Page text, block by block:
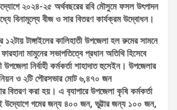
২০২৪-২৫ অর্থবছরের রবি মৌসুমে ফসল উৎপাদন
বিনামূল্যে বীজ ও সার বিতরণ কার্যক্রম উদ্বোধন।
টাঙ্গাইলের কালিহাতী উপজেলা হল রুমের সামনে
মামুনের সভাপতিত্বে প্রধান অতিথি হিসেবে
নির্বাহী কর্মকর্তা শাহাদাত হুসেইন। উপজেলার
ও ২টি পৌরসভার মোট ৬,৪৭০ জন
বিতরণ করা হয়। এ ব‍্যাপারে উপজেলা কৃষি কর্মকর্তা
উদ্যোগে গমের জন্য ৪০০ জন, ভুট্টার জন্য ১০০ জন,